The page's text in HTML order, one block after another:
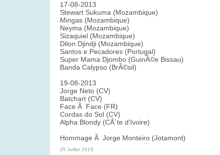
17-08-2013
Stewart Sukuma (Mozambique)
Mingas (Mozambique)
Neyma (Mozambique)
Sizaquiel (Mozambique)
Dilon Djindji (Mozambique)
Santos e Pecadores (Portugal)
Super Mama Djombo (GuinÃ©e Bissau)
Banda Calypso (BrÃ©sil)
19-08-2013
Jorge Neto (CV)
Batchart (CV)
Face Ã Face (FR)
Cordas do Sol (CV)
Alpha Blondy (CÃ´te d'Ivoire)
Hommage Ã Jorge Monteiro (Jotamont)
25 Juillet 2013